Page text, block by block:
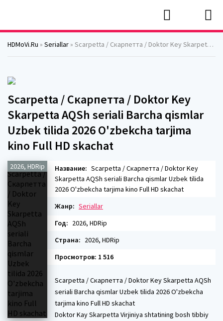
HDMoVi.Ru » Seriallar » Scarpetta / Скарпетта / Doktor Key Skarpetta AQSh seriali Barcha qismlar Uzbek tilida 2026 O'zbekcha tarjima kino Full HD skachat
Scarpetta / Скарпетта / Doktor Key
Skarpetta AQSh seriali Barcha qismlar
Uzbek tilida 2026 O'zbekcha tarjima
kino Full HD skachat
2026, HDRip Название: Scarpetta / Скарпетта / Doktor Key
Skarpetta AQSh seriali Barcha qismlar Uzbek tilida
2026 O'zbekcha tarjima kino Full HD skachat
Жанр: Seriallar
Год: 2026, HDRip
Страна: 2026, HDRip
Просмотров: 1 516
Scarpetta / Скарпетта / Doktor Key Skarpetta AQSh
seriali Barcha qismlar Uzbek tilida 2026 O'zbekcha
tarjima kino Full HD skachat
Doktor Kay Skarpetta Virjiniya shtatining bosh tibbiy